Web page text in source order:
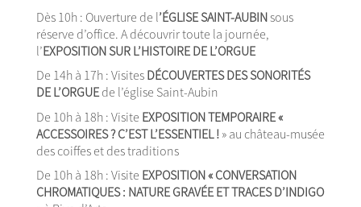
Dès 10h : Ouverture de l’ÉGLISE SAINT-AUBINsous
réserve d’office. A découvrir toute la journée,
l’EXPOSITION SUR L’HISTOIRE DE L’ORGUE
De 14h à 17h : Visites DÉCOUVERTES DES SONORITÉS
DE L’ORGUEde l’église Saint-Aubin
De 10h à 18h : Visite EXPOSITION TEMPORAIRE «
ACCESSOIRES ? C’EST L’ESSENTIEL !» au château-musée
des coiffes et des traditions
De 10h à 18h : Visite EXPOSITION « CONVERSATION
CHROMATIQUES : NATURE GRAVÉE ET TRACES D’INDIGO